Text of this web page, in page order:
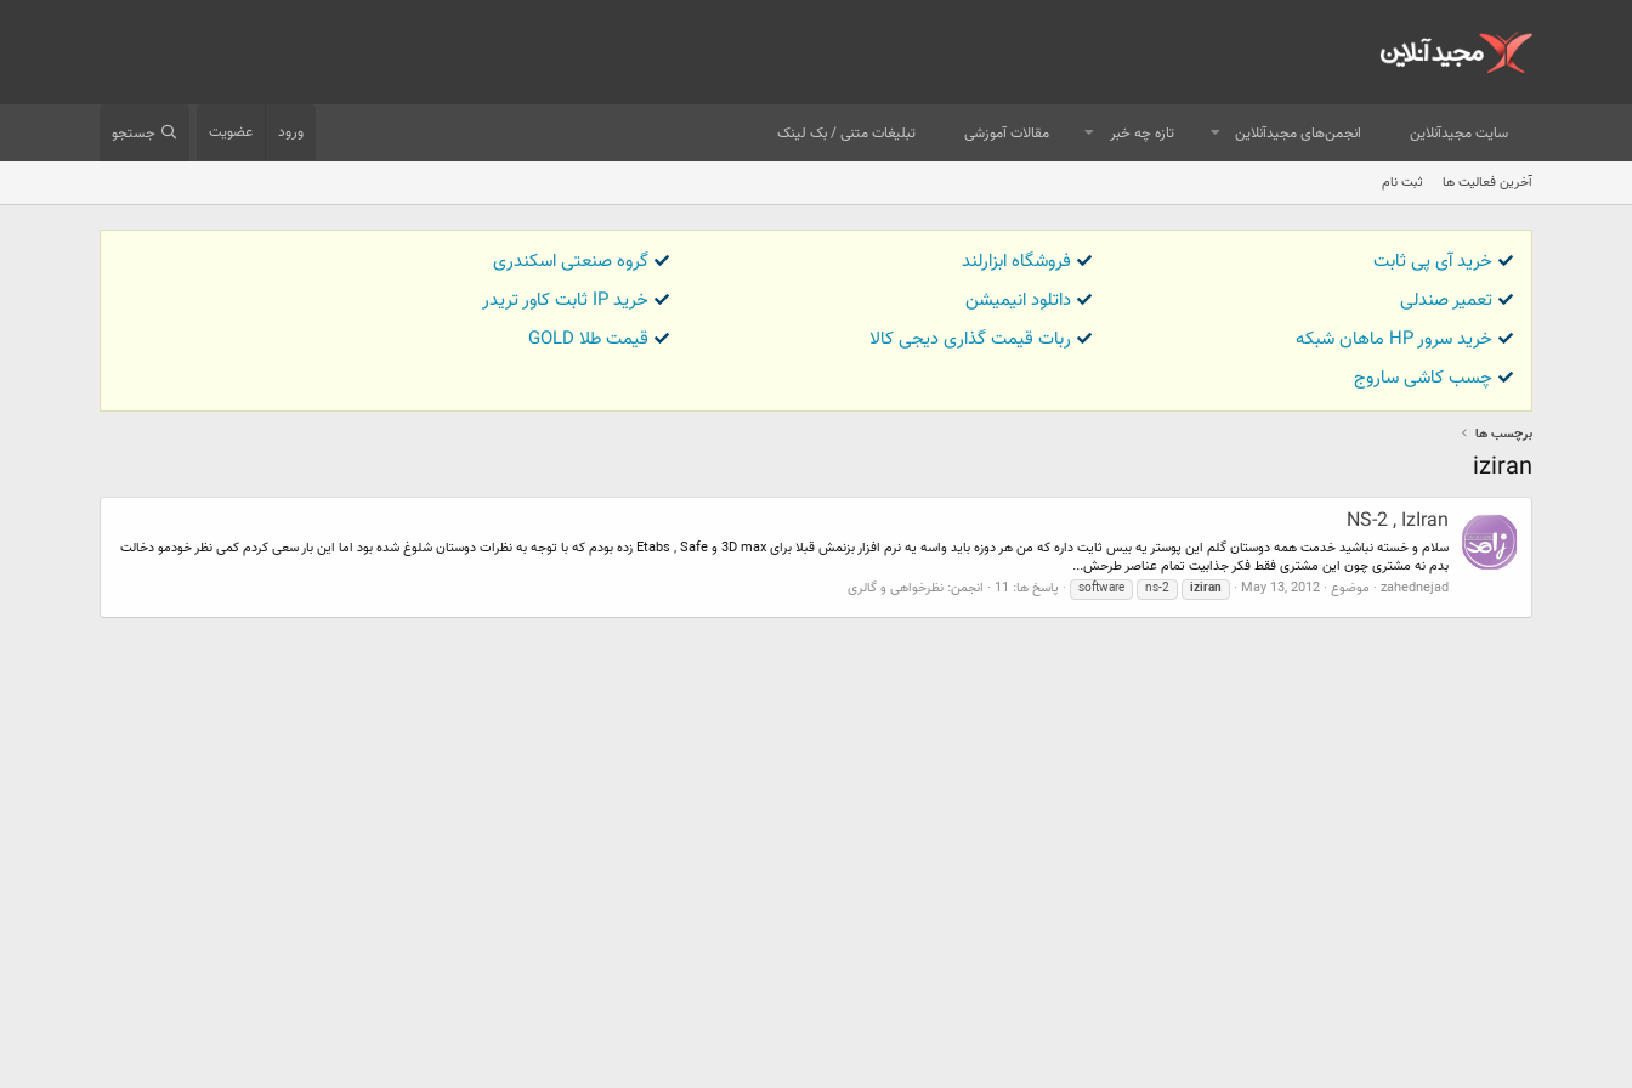
سایت مجیدآنلاین انجمن‌های مجیدآنلاین تازه چه خبر مقالات آموزشی تبلیغات متنی / بک لینک ورود عضویت جستجو
آخرین فعالیت ها ثبت نام
خرید آی پی ثابت فروشگاه ابزارلند
گروه صنعتی اسکندری
تعمیر صندلی
داتلود انیمیشن
خرید IP ثابت کاور تریدر
خرید سرور HP ماهان شبکه
ربات قیمت گذاری دیجی کالا
قیمت طلا GOLD
چسب کاشی ساروج
برچسب ها
iziran
NS-2 , IzIran
سلام و خسته نباشید خدمت همه دوستان گلم این پوستر یه بیس ثایت داره که من هر دوزه باید واسه یه نرم افزار بزنمش قبلا برای 3D max و Etabs , Safe زده بودم که با توجه به نظرات دوستان شلوغ شده بود اما این بار سعی کردم کمی نظر خودمو دخالت
بدم نه مشتری چون این مشتری فقط فکر جذابیت تمام عناصر طرحش...
zahednejad موضوع May 13, 2012
iziran
ns-2
software پاسخ ها: 11 انجمن: نظرخواهی و گالری